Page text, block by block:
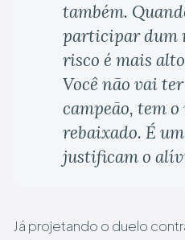
também.
participar dum
risco é mais
Você não vai
campeão, tem
rebaixado. É
justificam o
Já projetando o duelo